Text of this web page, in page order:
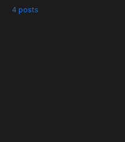
4 posts